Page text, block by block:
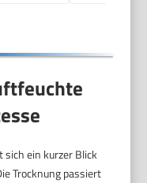
ein kurzer Blick
Trocknung passiert